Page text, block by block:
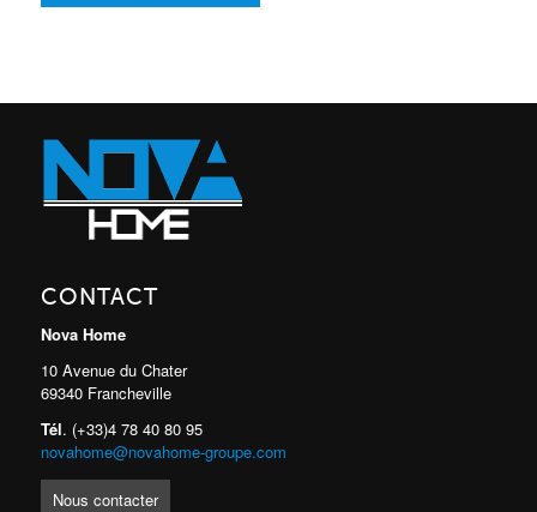
CONTACT
Nova Home
10 Avenue du Chater
69340 Francheville
Tél. (+33)4 78 40 80 95
novahome@novahome-groupe.com
Nous contacter